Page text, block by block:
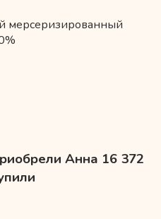
мерсеризированный
Анна 16 372